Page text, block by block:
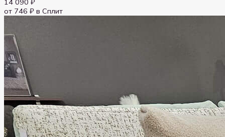
14 090 ₽
от 746 ₽ в Сплит